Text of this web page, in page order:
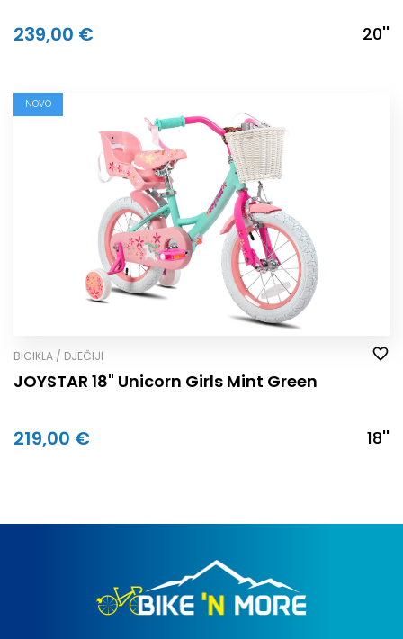
239,00 € 20''
NOVO
BICIKLA / DJEČIJI
JOYSTAR 18" Unicorn Girls Mint Green
219,00 € 18''